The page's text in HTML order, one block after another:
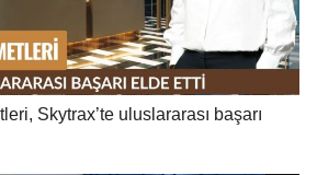
Skytrax’te uluslararası başarı